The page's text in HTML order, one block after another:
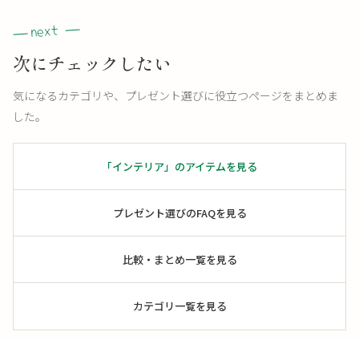
次にチェックしたい
気になるカテゴリや、プレゼント選びに役立つページをまとめま
した。
「インテリア」のアイテムを見る
プレゼント選びのFAQを見る
比較・まとめ一覧を見る
カテゴリ一覧を見る